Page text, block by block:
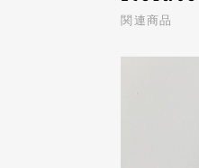
関連商品